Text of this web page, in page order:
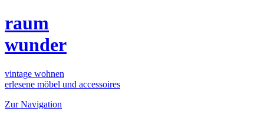
raum
wunder
vintage wohnen
erlesene möbel und accessoires
Zur Navigation